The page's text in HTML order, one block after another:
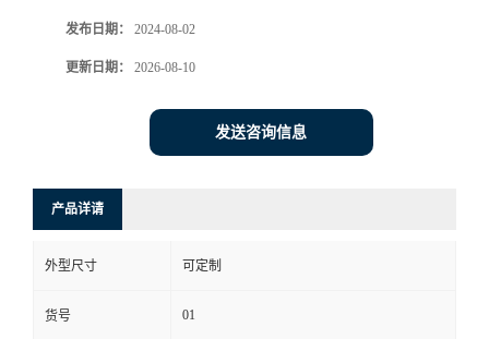
发布日期： 2024-08-02
更新日期： 2026-08-10
发送咨询信息
产品详请
外型尺寸 可定制
货号 01